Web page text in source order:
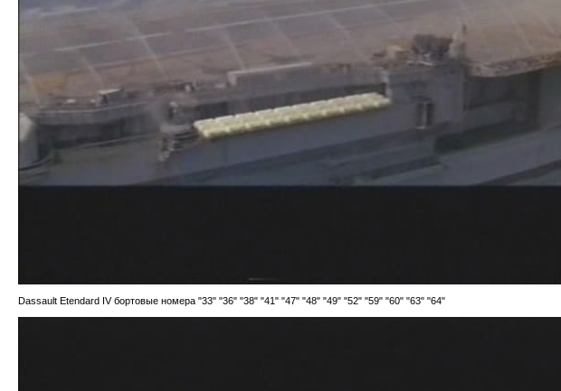
Dassault Etendard IV бортовые номера "33" "36" "38" "41" "47" "48" "49" "52" "59" "60" "63" "64"